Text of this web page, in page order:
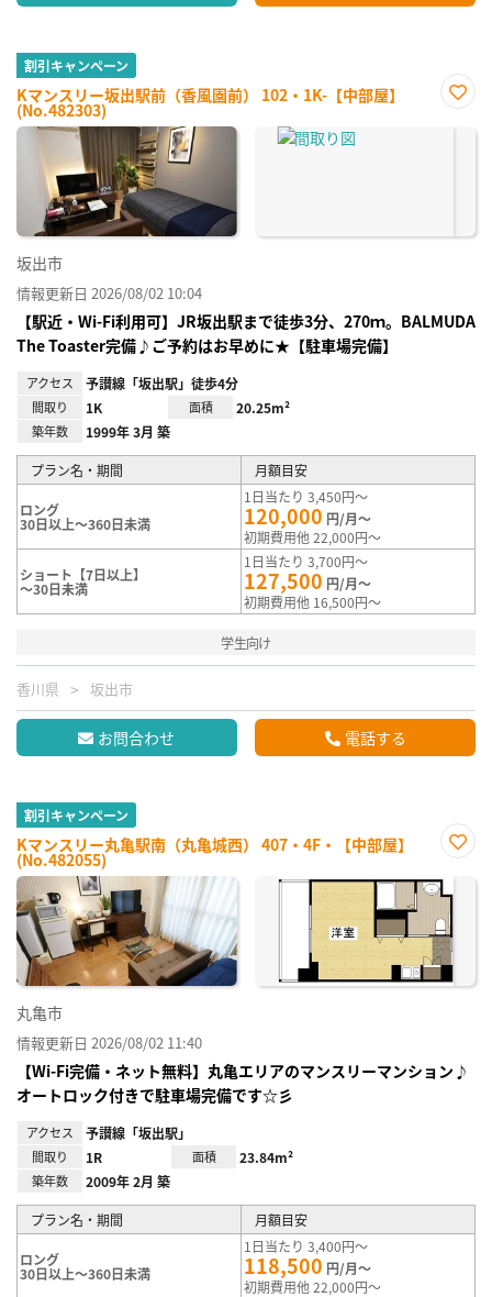
割引キャンペーン
Kマンスリー坂出駅前（香風園前） 102・1K-【中部屋】
(No.482303)
に入
坂出市
情報更新日 2026/08/02 10:04
【駅近・Wi-Fi利用可】JR坂出駅まで徒歩3分、270ｍ。BALMUDA
The Toaster完備♪ご予約はお早めに★【駐車場完備】
アクセス 予讃線「坂出駅」徒歩4分
間取り 1K 面積 20.25m²
築年数 1999年 3月 築
プラン名・期間 月額目安
ロング
30日以上～360日未満
1日当たり 3,450円～
120,000 円/月～
初期費用他 22,000円～
ショート【7日以上】
～30日未満
1日当たり 3,700円～
127,500 円/月～
初期費用他 16,500円～
学生向け
香川県 坂出市
お問合わせ 電話する
割引キャンペーン
Kマンスリー丸亀駅南（丸亀城西） 407・4F・【中部屋】
(No.482055)
に入
り登
録
丸亀市
情報更新日 2026/08/02 11:40
【Wi-Fi完備・ネット無料】丸亀エリアのマンスリーマンション♪
オートロック付きで駐車場完備です☆彡
アクセス 予讃線「坂出駅」
間取り 1R 面積 23.84m²
築年数 2009年 2月 築
プラン名・期間 月額目安
ロング
30日以上～360日未満
1日当たり 3,400円～
118,500 円/月～
初期費用他 22,000円～